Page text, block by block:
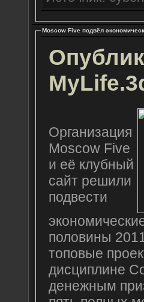
Moscow Five подвёл
Организация
Moscow Five
и её клубный
сайт решили
подвести
половины
топовые
дисциплине
денежным